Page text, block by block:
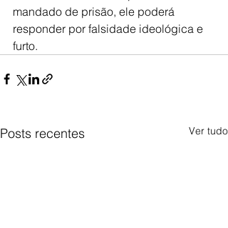
mandado de prisão, ele poderá
responder por falsidade ideológica e
furto.
Posts recentes Ver tudo